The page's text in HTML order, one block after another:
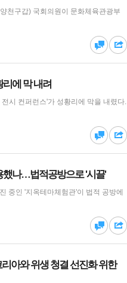
댓글 공유
댓글 공유
댓글 공유
천구갑) 국회의원이 문화체육관광부
리에 막 내려
시 컨퍼런스'가 성황리에 막을 내렸다.
했나…법적공방으로 '시끌'
중인 '지옥테마체험관'이 법적 공방에
아와 위생 청결 선진화 위한